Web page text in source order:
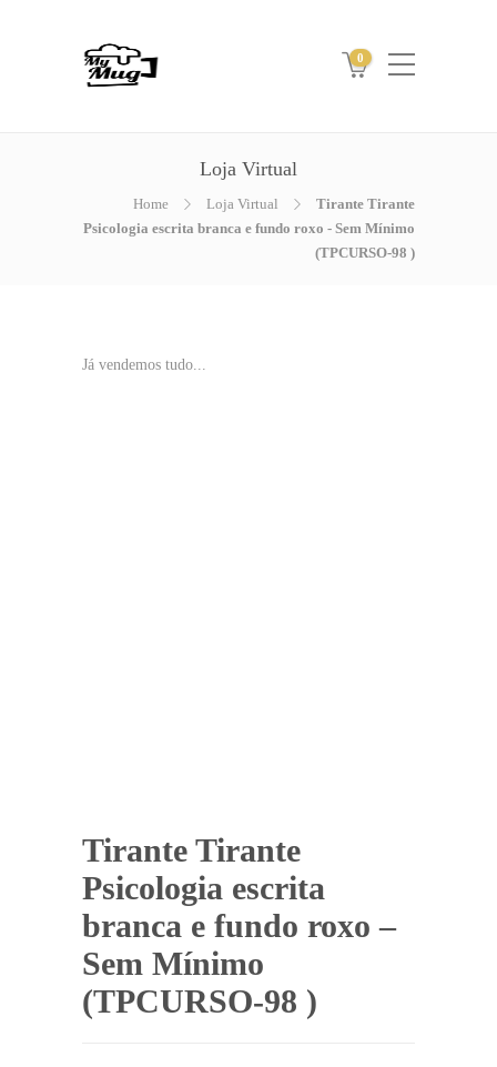
0
Loja Virtual
Home Loja Virtual
Tirante Tirante
Psicologia escrita branca e fundo roxo - Sem Mínimo
(TPCURSO-98 )
Já vendemos tudo...
Tirante Tirante
Psicologia escrita
branca e fundo roxo –
Sem Mínimo
(TPCURSO-98 )